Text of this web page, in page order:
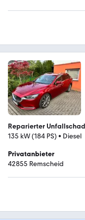
Reparierter
135 kW (184 PS) • Diesel
Privatanbieter
42855 Remscheid